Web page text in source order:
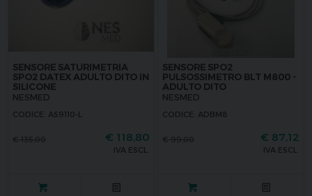
SENSORE SATURIMETRIA
SPO2 DATEX ADULTO DITO IN
SILICONE
NESMED
CODICE: AS9110-L
€ 118,80
IVA ESCL.
SENSORE SPO2
PULSOSSIMETRO BLT M800 -
ADULTO DITO
NESMED
CODICE: ADBM8
€ 87,12
IVA ESCL.